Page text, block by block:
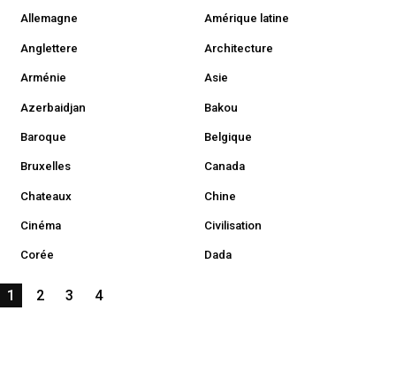
Allemagne Amérique latine
Anglettere Architecture
Arménie Asie
Azerbaidjan Bakou
Baroque Belgique
Bruxelles Canada
Chateaux Chine
Cinéma Civilisation
Corée Dada
1 2 3 4